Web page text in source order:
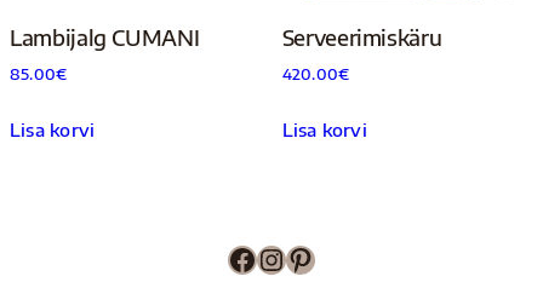
Lambijalg CUMANI
85.00€
Lisa korvi
Serveerimiskäru
420.00€
Lisa korvi
Facebook
Instagram
Pinterest